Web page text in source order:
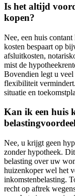
Is het altijd
kopen?
Nee, een huis
kosten bespaart op
afsluitkosten,
mist de
Bovendien legt u
flexibiliteit
situatie en
Kan ik een huis
Nee, u krijgt geen
zonder hypotheek.
belasting over uw
huizenkoper wel het
inkomstenbelasting.
recht op aftrek